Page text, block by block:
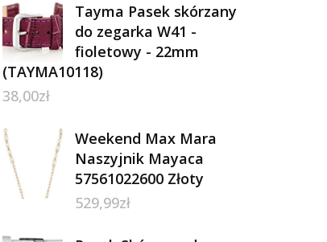
Tayma Pasek skórzany
do zegarka W41 -
fioletowy - 22mm
(TAYMA10118)
38,00zł
Weekend Max Mara
Naszyjnik Mayaca
57561022600 Złoty
529,99zł